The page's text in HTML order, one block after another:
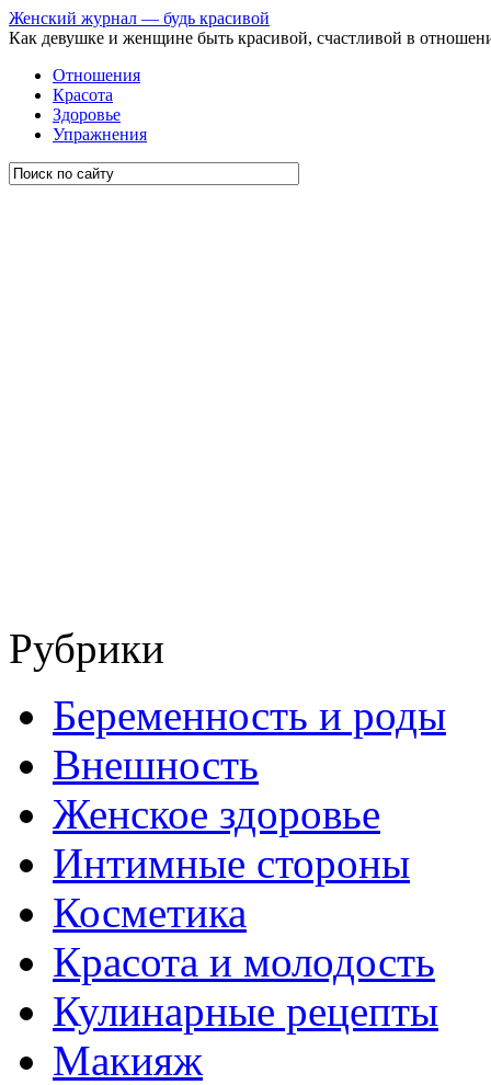
Женский журнал — будь красивой
Как девушке и женщине быть красивой, счастливой в
Отношения
Красота
Здоровье
Упражнения
Рубрики
Беременность и роды
Внешность
Женское здоровье
Интимные стороны
Косметика
Красота и молодость
Кулинарные рецепты
Макияж